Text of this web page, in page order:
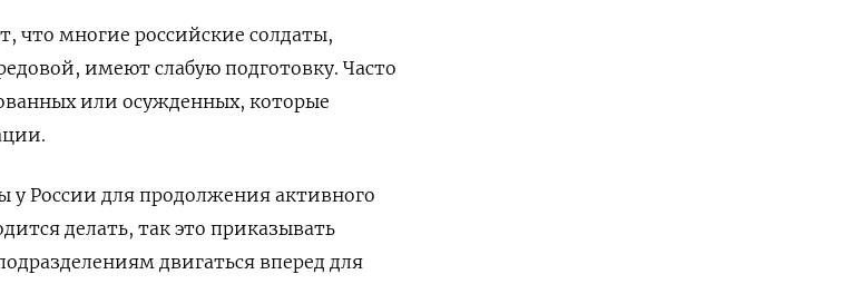
что многие российские солдаты,
имеют слабую подготовку. Часто
или осужденных, которые
у России для продолжения активного
делать, так это приказывать
двигаться вперед для